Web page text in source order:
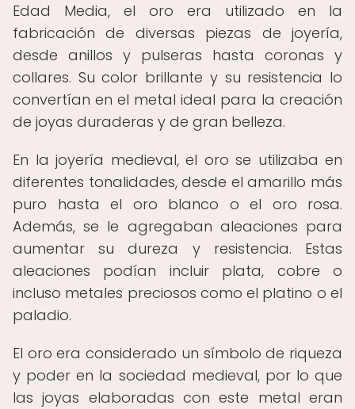
Edad Media, el oro era utilizado en la
fabricación de diversas piezas de joyería,
desde anillos y pulseras hasta coronas y
collares. Su color brillante y su resistencia lo
convertían en el metal ideal para la creación
de joyas duraderas y de gran belleza.
En la joyería medieval, el oro se utilizaba en
diferentes tonalidades, desde el amarillo más
puro hasta el oro blanco o el oro rosa.
Además, se le agregaban aleaciones para
aumentar su dureza y resistencia. Estas
aleaciones podían incluir plata, cobre o
incluso metales preciosos como el platino o el
paladio.
El oro era considerado un símbolo de riqueza
y poder en la sociedad medieval, por lo que
las joyas elaboradas con este metal eran